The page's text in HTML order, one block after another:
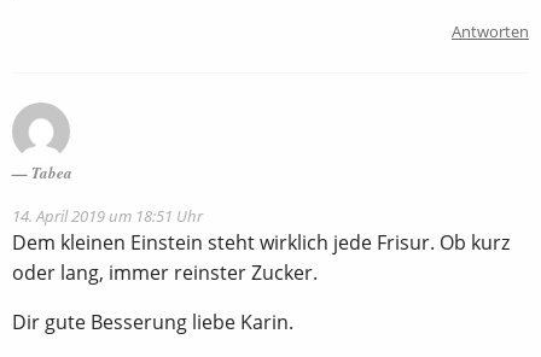
Antworten
Tabea
14. April 2019 um 18:51 Uhr
Dem kleinen Einstein steht wirklich jede Frisur. Ob kurz
oder lang, immer reinster Zucker.
Dir gute Besserung liebe Karin.